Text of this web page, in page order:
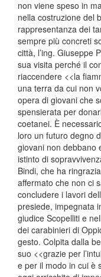
non viene speso in
nella costruzione del
rappresentanza dei
sempre più concreti
città, l’ing. Giuseppe
sua visita perché il
riaccendere <<la
una terra da cui non
opera di giovani che
spensierata per
coetanei. È
loro un futuro degno
giovani non debbano
istinto di
Bindi, che ha
affermato che non ci
concludere i lavori
presiede, impegnata
giudice Scopelliti e
dei carabinieri di
gesto. Colpita dalla
suo <<grazie per
e per il modo in cui è